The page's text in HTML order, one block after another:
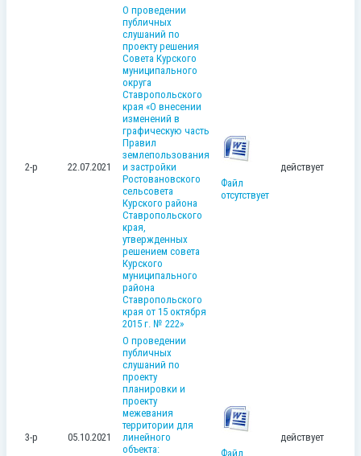
2-р 22.07.2021
О проведении
публичных
слушаний по
проекту решения
Совета Курского
муниципального
округа
Ставропольского
края «О внесении
изменений в
графическую часть
Правил
землепользования
и застройки
Ростовановского
сельсовета
Курского района
Ставропольского
края,
утвержденных
решением совета
Курского
муниципального
района
Ставропольского
края от 15 октября
2015 г. № 222»
Файл
отсутствует
действует
3-р 05.10.2021
О проведении
публичных
слушаний по
проекту
планировки и
проекту
межевания
территории для
линейного
объекта:
Файл
действует